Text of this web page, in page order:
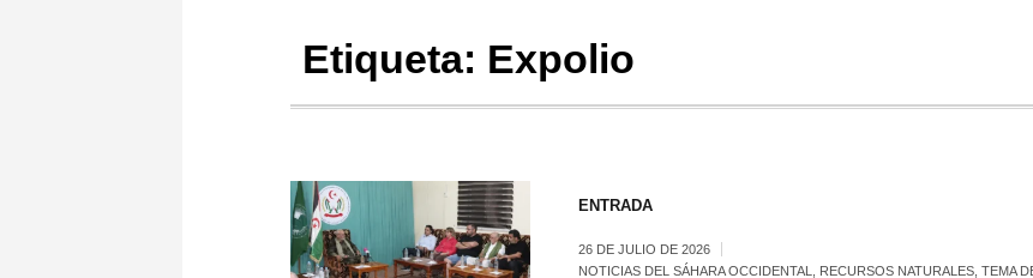
Etiqueta: Expolio
ENTRADA
26 DE JULIO DE 2026
NOTICIAS DEL SÁHARA OCCIDENTAL
RECURSOS NATURALES, TEMA